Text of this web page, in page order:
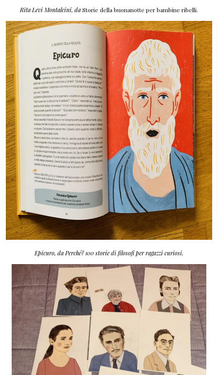
Rita Levi Montalcini, daStorie della buonanotte per bambine ribelli.
Epicuro, da Perché? 100 storie di filosofi per ragazzi curiosi.